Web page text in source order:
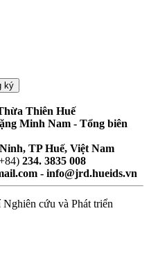
Thiên Huế
Minh Nam - Tổng biên
TP Huế, Việt Nam
234. 3835 008
- info@jrd.hueids.vn
cứu và Phát triển